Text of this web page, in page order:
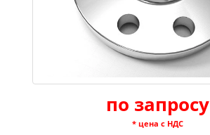
по запросу
* цена с НДС